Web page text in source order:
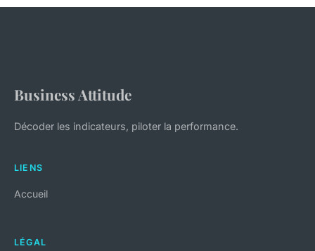
Business Attitude
Décoder les indicateurs, piloter la performance.
LIENS
Accueil
LÉGAL